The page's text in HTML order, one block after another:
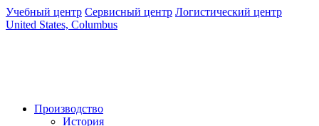
Учебный центр Сервисный центр Логистический центр
United States, Columbus
Производство
История